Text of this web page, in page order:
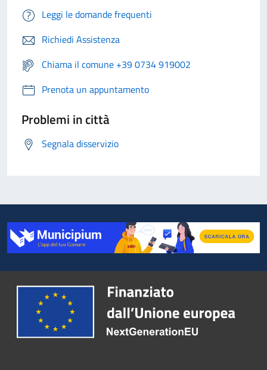
Leggi le domande frequenti
Richiedi Assistenza
Chiama il comune +39 0734 919002
Prenota un appuntamento
Problemi in città
Segnala disservizio